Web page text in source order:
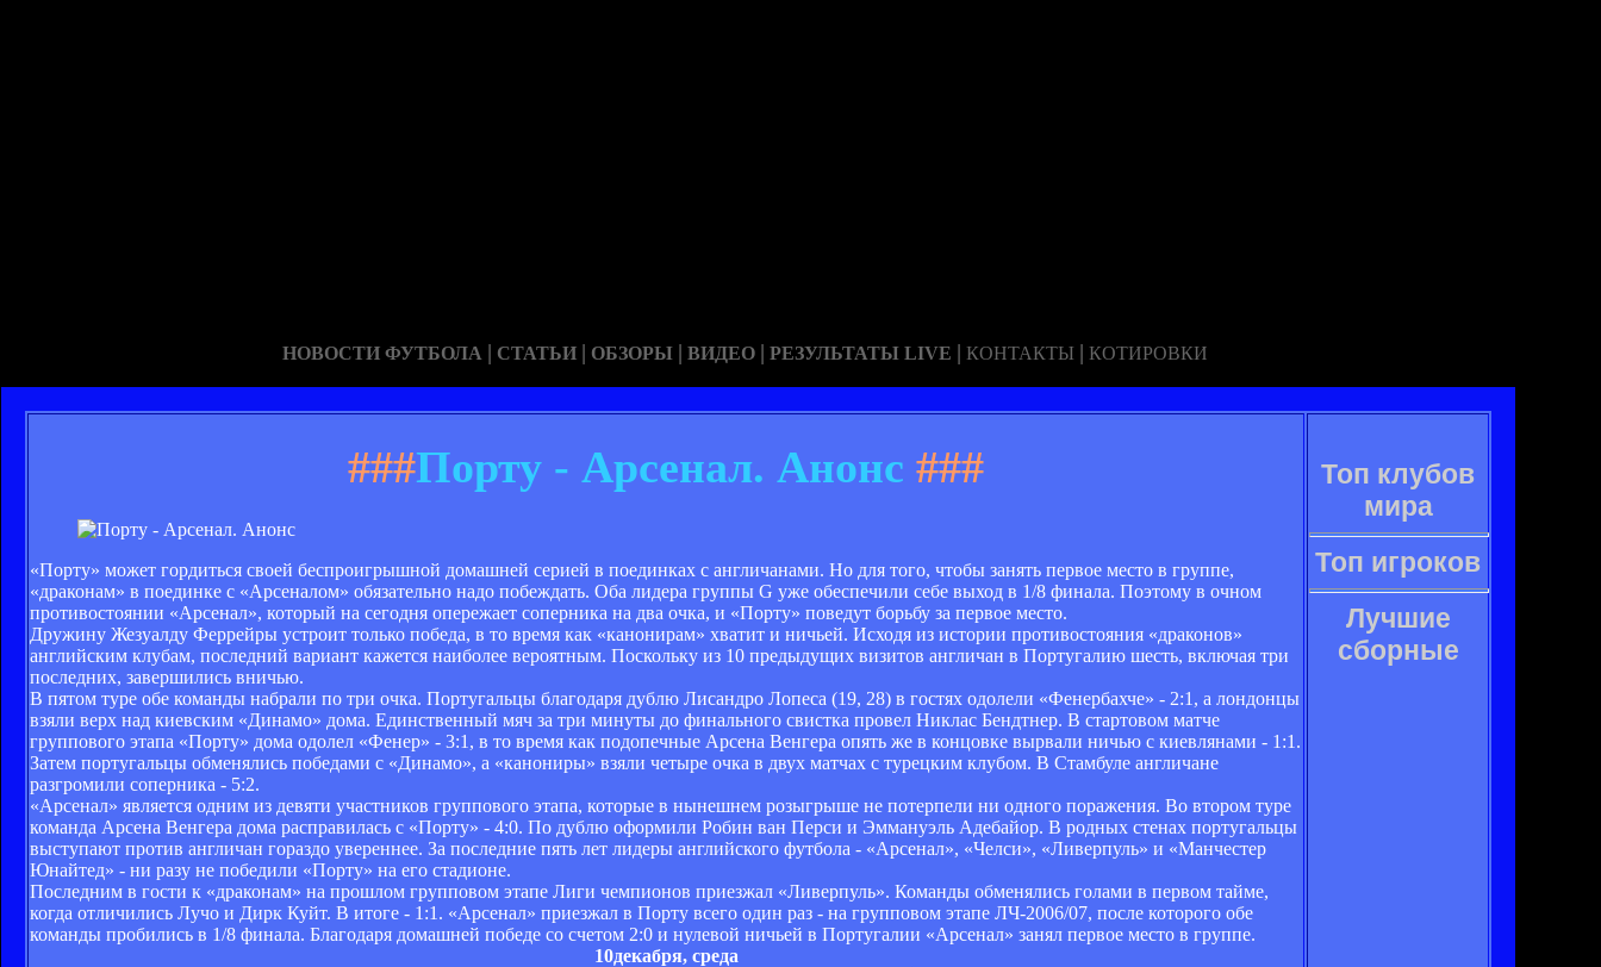
НОВОСТИ ФУТБОЛА | СТАТЬИ | ОБЗОРЫ | ВИДЕО | РЕЗУЛЬТАТЫ LIVE | КОНТАКТЫ | КОТИРОВКИ
###Порту - Арсенал. Анонс ###
«Порту» может гордиться своей беспроигрышной домашней серией в поединках с англичанами. Но для того, чтобы занять первое место в группе,
«драконам» в поединке с «Арсеналом» обязательно надо побеждать. Оба лидера группы G уже обеспечили себе выход в 1/8 финала. Поэтому в очном
противостоянии «Арсенал», который на сегодня опережает соперника на два очка, и «Порту» поведут борьбу за первое место.
Дружину Жезуалду Феррейры устроит только победа, в то время как «канонирам» хватит и ничьей. Исходя из истории противостояния «драконов»
английским клубам, последний вариант кажется наиболее вероятным. Поскольку из 10 предыдущих визитов англичан в Португалию шесть, включая три
последних, завершились вничью.
В пятом туре обе команды набрали по три очка. Португальцы благодаря дублю Лисандро Лопеса (19, 28) в гостях одолели «Фенербахче» - 2:1, а лондонцы
взяли верх над киевским «Динамо» дома. Единственный мяч за три минуты до финального свистка провел Никлас Бендтнер. В стартовом матче
группового этапа «Порту» дома одолел «Фенер» - 3:1, в то время как подопечные Арсена Венгера опять же в концовке вырвали ничью с киевлянами - 1:1.
Затем португальцы обменялись победами с «Динамо», а «канониры» взяли четыре очка в двух матчах с турецким клубом. В Стамбуле англичане
разгромили соперника - 5:2.
«Арсенал» является одним из девяти участников группового этапа, которые в нынешнем розыгрыше не потерпели ни одного поражения. Во втором туре
команда Арсена Венгера дома расправилась с «Порту» - 4:0. По дублю оформили Робин ван Перси и Эммануэль Адебайор. В родных стенах португальцы
выступают против англичан гораздо увереннее. За последние пять лет лидеры английского футбола - «Арсенал», «Челси», «Ливерпуль» и «Манчестер
Юнайтед» - ни разу не победили «Порту» на его стадионе.
Последним в гости к «драконам» на прошлом групповом этапе Лиги чемпионов приезжал «Ливерпуль». Команды обменялись голами в первом тайме,
когда отличились Лучо и Дирк Куйт. В итоге - 1:1. «Арсенал» приезжал в Порту всего один раз - на групповом этапе ЛЧ-2006/07, после которого обе
команды пробились в 1/8 финала. Благодаря домашней победе со счетом 2:0 и нулевой ничьей в Португалии «Арсенал» занял первое место в группе.
10декабря, среда
Топ клубов
мира
Топ игроков
Лучшие
сборные